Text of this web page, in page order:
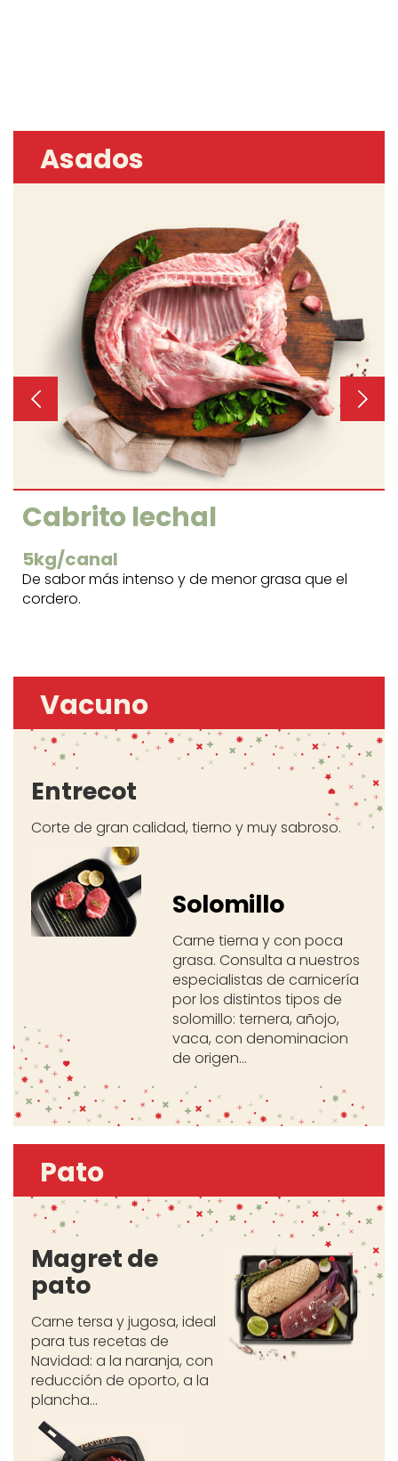
Asados
Cabrito lechal
5kg/canal
De sabor más intenso y de menor grasa que el
cordero.
Vacuno
Entrecot
Corte de gran calidad, tierno y muy sabroso.
Solomillo
Carne tierna y con poca
grasa. Consulta a nuestros
especialistas de carnicería
por los distintos tipos de
solomillo: ternera, añojo,
vaca, con denominacion
de origen...
Pato
Magret de
pato
Carne tersa y jugosa, ideal
para tus recetas de
Navidad: a la naranja, con
reducción de oporto, a la
plancha...